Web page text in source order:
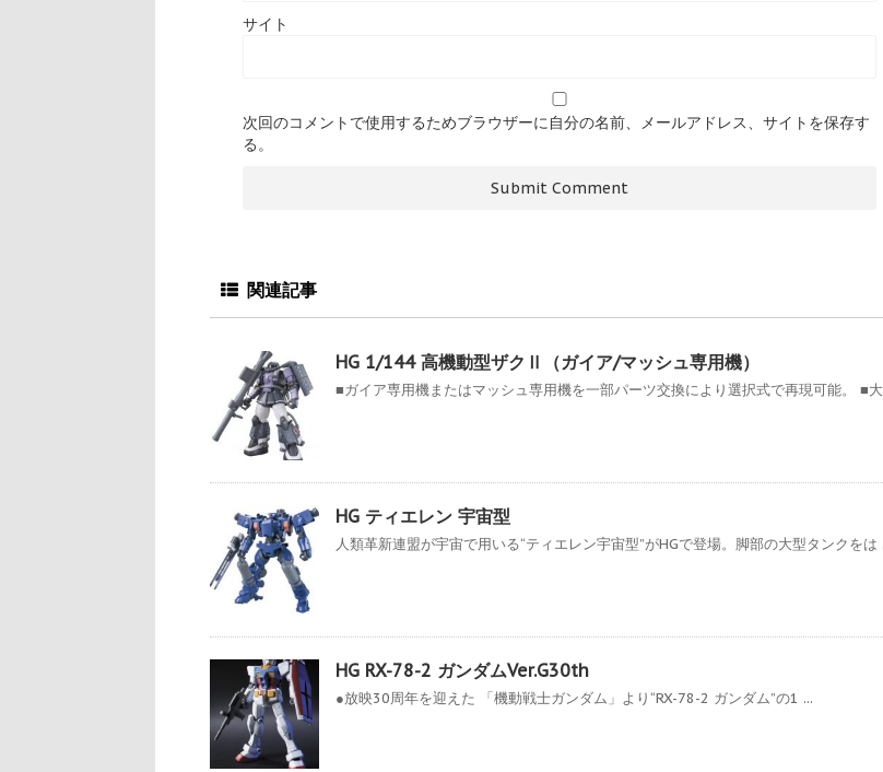
サイト
次回のコメントで使用するためブラウザーに自分の名前、メールアドレス、サイトを保存す
る。
関連記事
HG 1/144 高機動型ザクⅡ（ガイア/マッシュ専用機）
■ガイア専用機またはマッシュ専用機を一部パーツ交換により選択式で再現可能。 ■
HG ティエレン 宇宙型
人類革新連盟が宇宙で用いる“ティエレン宇宙型”がHGで登場。脚部の大型タンクをは
HG RX-78-2 ガンダムVer.G30th
●放映30周年を迎えた 「機動戦士ガンダム」より“RX-78-2 ガンダム”の1 ...